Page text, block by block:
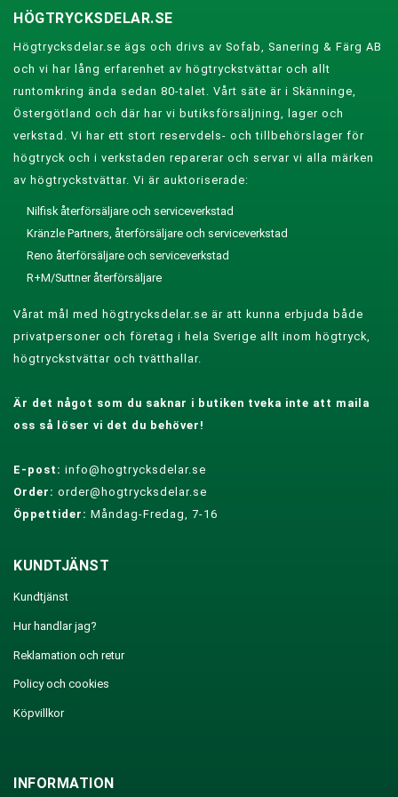
HÖGTRYCKSDELAR.SE
Högtrycksdelar.se ägs och drivs av Sofab, Sanering & Färg AB
och vi har lång erfarenhet av högtryckstvättar och allt
runtomkring ända sedan 80-talet. Vårt säte är i Skänninge,
Östergötland och där har vi butiksförsäljning, lager och
verkstad. Vi har ett stort reservdels- och tillbehörslager för
högtryck och i verkstaden reparerar och servar vi alla märken
av högtryckstvättar. Vi är auktoriserade:
Nilfisk återförsäljare och serviceverkstad
Kränzle Partners, återförsäljare och serviceverkstad
Reno återförsäljare och serviceverkstad
R+M/Suttner återförsäljare
Vårat mål med högtrycksdelar.se är att kunna erbjuda både
privatpersoner och företag i hela Sverige allt inom högtryck,
högtryckstvättar och tvätthallar.
Är det något som du saknar i butiken tveka inte att maila
oss så löser vi det du behöver!
E-post: info@hogtrycksdelar.se
Order: order@hogtrycksdelar.se
Öppettider: Måndag-Fredag, 7-16
KUNDTJÄNST
Kundtjänst
Hur handlar jag?
Reklamation och retur
Policy och cookies
Köpvillkor
INFORMATION